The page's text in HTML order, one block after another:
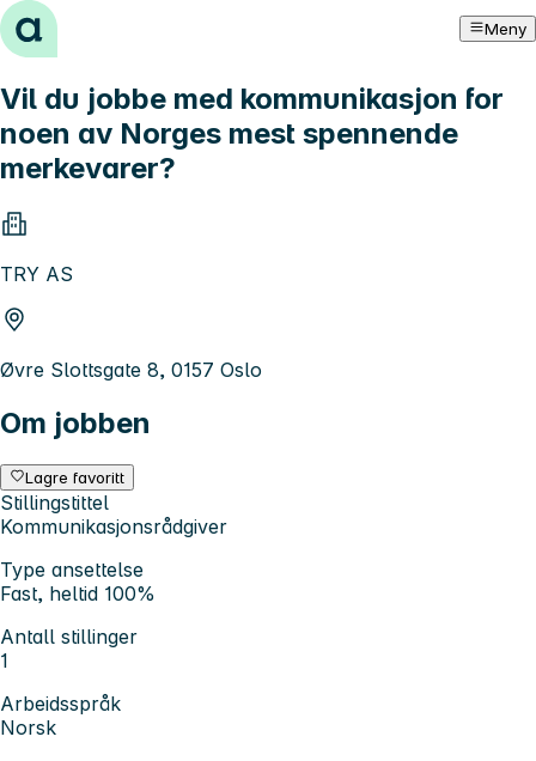
Hopp til innhold Meny
Vil du jobbe med kommunikasjon for
noen av Norges mest spennende
merkevarer?
TRY AS
Øvre Slottsgate 8, 0157 Oslo
Om jobben
Lagre favoritt
Stillingstittel
Kommunikasjonsrådgiver
Type ansettelse
Fast, heltid 100%
Antall stillinger
1
Arbeidsspråk
Norsk